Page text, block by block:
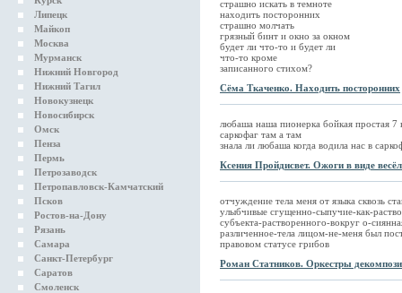
Липецк
Майкоп
Москва
Мурманск
Нижний Новгород
Нижний Тагил
Новокузнецк
Новосибирск
Омск
Пенза
Пермь
Петрозаводск
Петропавловск-Камчатский
Псков
Ростов-на-Дону
Рязань
Самара
Санкт-Петербург
Саратов
Смоленск
страшно искать в темноте
находить посторонних
страшно молчать
грязный бинт и окно за окном
будет ли что-то и будет ли
что-то кроме
записанного стихом?
Сёма Ткаченко. Находить посторонних
любаша наша пионерка бойкая простая 7
саркофаг там а там
знала ли любаша когда водила нас в
Ксения Пройдисвет. Ожоги в виде
отчуждение тела меня от языка сквозь
улыбчивые сгущенно-сыпучие-как-
субъекта-растворенного-вокруг о-
различенное-тела лицом-не-меня был
правовом статусе грибов
Роман Статников. Оркестры